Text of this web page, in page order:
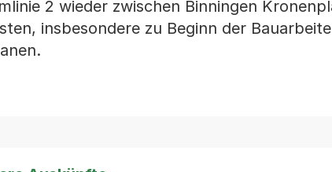
2 wieder zwischen Binningen
insbesondere zu Beginn der